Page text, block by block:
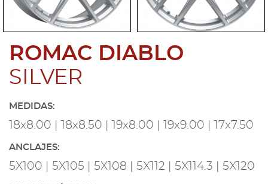
ROMAC DIABLO
SILVER
MEDIDAS:
18x8.00 | 18x8.50 | 19x8.00 | 19x9.00 | 17x7.50
ANCLAJES:
5X100 | 5X105 | 5X108 | 5X112 | 5X114.3 | 5X120